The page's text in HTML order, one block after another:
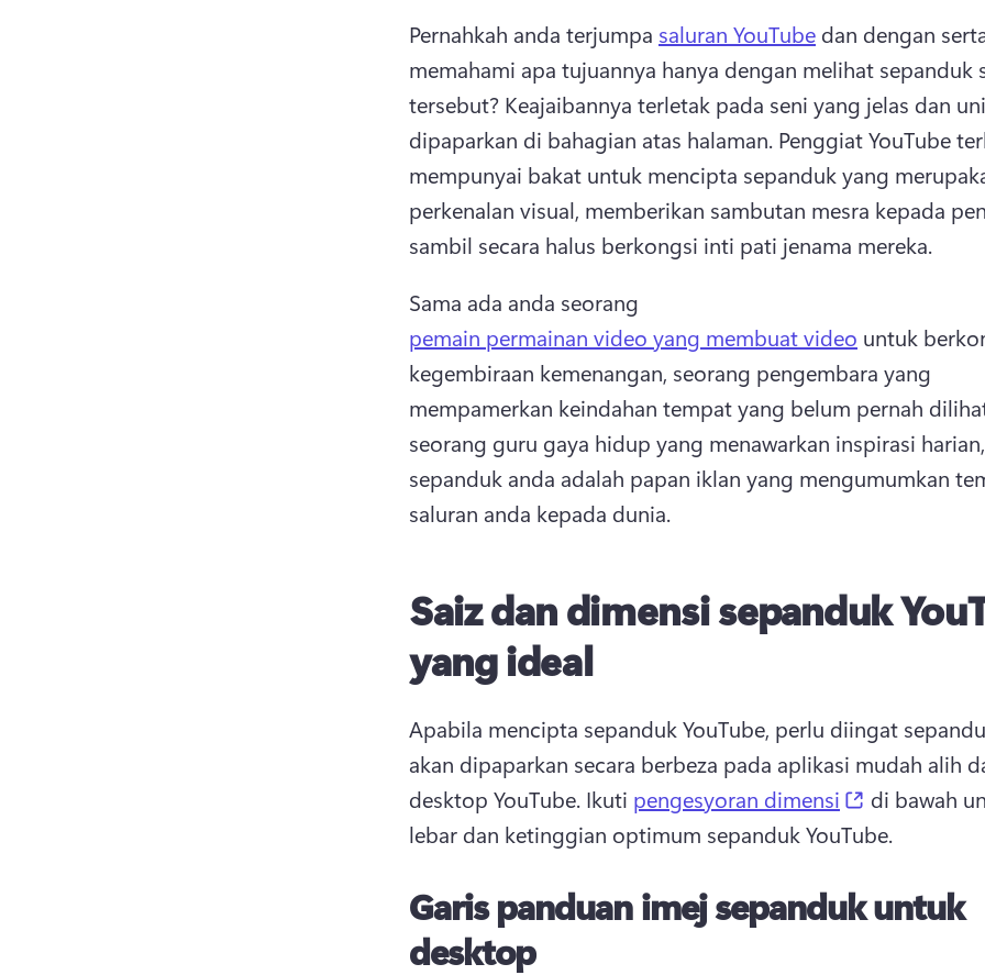
Pernahkah anda terjumpa saluran YouTube dan dengan
memahami apa tujuannya hanya dengan melihat sepanduk
tersebut? Keajaibannya terletak pada seni yang jelas dan
dipaparkan di bahagian atas halaman. Penggiat YouTube
mempunyai bakat untuk mencipta sepanduk yang
perkenalan visual, memberikan sambutan mesra kepada
sambil secara halus berkongsi inti pati jenama mereka.
Sama ada anda seorang
pemain permainan video yang membuat video untuk
kegembiraan kemenangan, seorang pengembara yang
mempamerkan keindahan tempat yang belum pernah
seorang guru gaya hidup yang menawarkan inspirasi harian,
sepanduk anda adalah papan iklan yang mengumumkan
saluran anda kepada dunia.
Saiz dan dimensi sepanduk
yang ideal
Apabila mencipta sepanduk YouTube, perlu diingat
akan dipaparkan secara berbeza pada aplikasi mudah alih
desktop YouTube. Ikuti pengesyoran dimensi (opens in a
di bawah
lebar dan ketinggian optimum sepanduk YouTube.
Garis panduan imej sepanduk untuk
desktop